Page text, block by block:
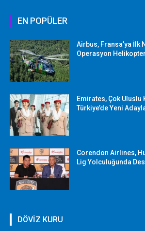
EN POPÜLER
Airbus, Fransa’ya İlk
Operasyon
Emirates, Çok Uluslu
Türkiye’de Yeni
Corendon Airlines,
Lig Yolculuğunda
DÖVİZ KURU